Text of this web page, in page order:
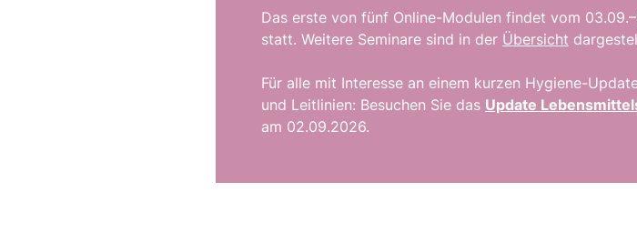
Das erste von fünf Online-Modulen findet vom
statt. Weitere Seminare sind in der Übersicht
Für alle mit Interesse an einem kurzen Hygiene-
und Leitlinien: Besuchen Sie das Update
am 02.09.2026.